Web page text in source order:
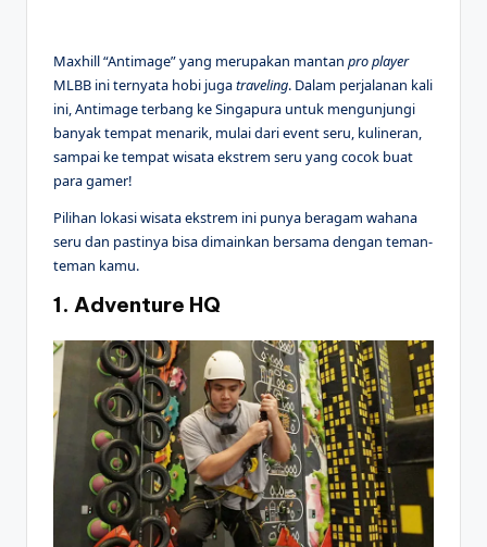
Maxhill “Antimage” yang merupakan mantan pro player
MLBB ini ternyata hobi jugatraveling. Dalam perjalanan kali
ini, Antimage terbang ke Singapura untuk mengunjungi
banyak tempat menarik, mulai dari event seru, kulineran,
sampai ke tempat wisata ekstrem seru yang cocok buat
para gamer!
Pilihan lokasi wisata ekstrem ini punya beragam wahana
seru dan pastinya bisa dimainkan bersama dengan teman-
teman kamu.
1. Adventure HQ